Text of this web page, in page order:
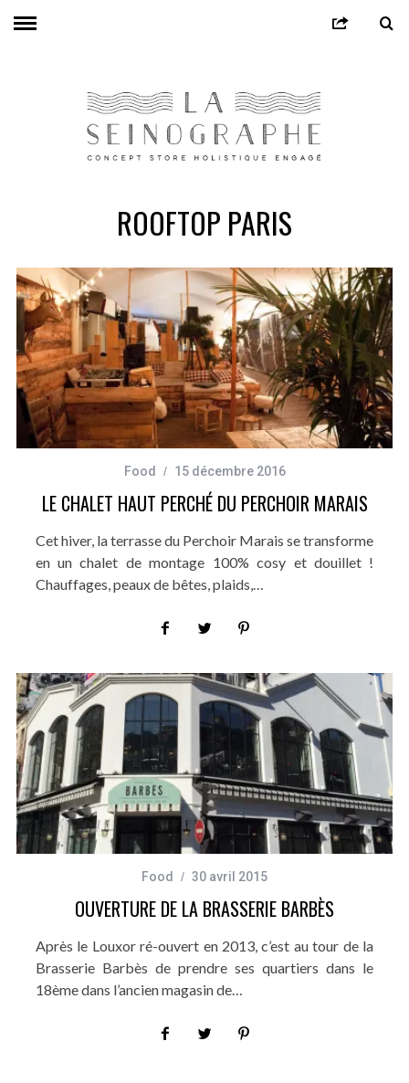
ROOFTOP PARIS
Food 15 décembre 2016
LE CHALET HAUT PERCHÉ DU PERCHOIR MARAIS
Cet hiver, la terrasse du Perchoir Marais se transforme
en un chalet de montage 100% cosy et douillet !
Chauffages, peaux de bêtes, plaids,…
Food 30 avril 2015
OUVERTURE DE LA BRASSERIE BARBÈS
Après le Louxor ré-ouvert en 2013, c’est au tour de la
Brasserie Barbès de prendre ses quartiers dans le
18ème dans l’ancien magasin de…